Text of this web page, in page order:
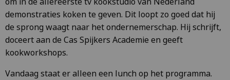
demonstraties koken te geven. Dit loopt zo goed dat hij
de sprong waagt naar het ondernemerschap. Hij schrijft,
doceert aan de Cas Spijkers Academie en geeft
kookworkshops.
Vandaag staat er alleen een lunch op het programma.